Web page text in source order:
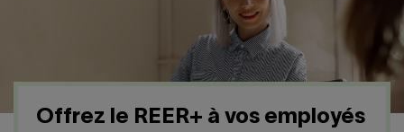
Offrez le REER+ à vos employés